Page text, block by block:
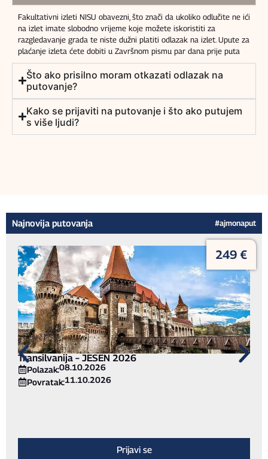
Fakultativni izleti NISU obavezni, što znači da ukoliko odlučite ne ići
na izlet imate slobodno vrijeme koje možete iskoristiti za
razgledavanje grada te niste dužni platiti odlazak na izlet. Upute za
plaćanje izleta ćete dobiti u Završnom pismu par dana prije puta
Što ako prisilno moram otkazati odlazak na
putovanje?
Kako se prijaviti na putovanje i što ako putujem
s više ljudi?
Najnovija putovanja #ajmonaput
249 €
Transilvanija – JESEN 2026
Polazak:08.10.2026
Povratak:11.10.2026
Prijavi se